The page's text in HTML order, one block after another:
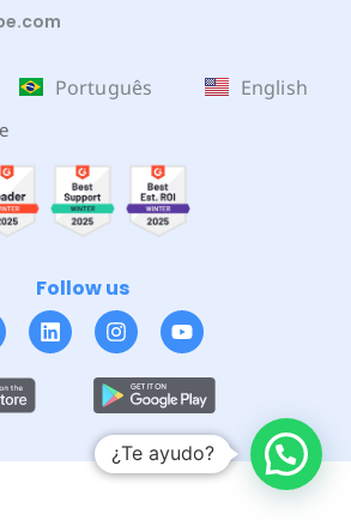
Português English
Follow us
¿Te ayudo?